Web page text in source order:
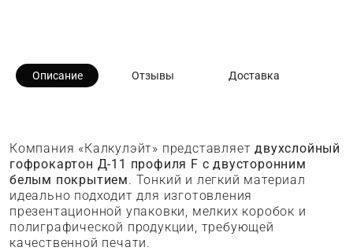
Описание Отзывы Доставка
Компания «Калкулэйт» представляетдвухслойный
гофрокартон Д-11 профиля F с двусторонним
белым покрытием. Тонкий и легкий материал
идеально подходит для изготовления
презентационной упаковки, мелких коробок и
полиграфической продукции, требующей
качественной печати.